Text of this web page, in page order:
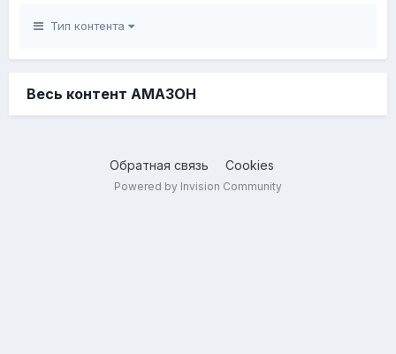
Тип контента
Весь контент AMA3OH
Обратная связь Cookies
Powered by Invision Community